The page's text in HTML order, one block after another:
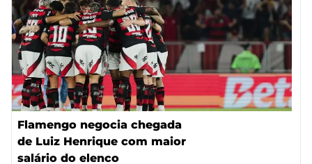
Flamengo negocia chegada
de Luiz Henrique com maior
salário do elenco